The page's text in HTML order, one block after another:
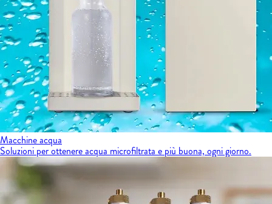
Macchine acqua
Soluzioni per ottenere acqua microfiltrata e più buona, ogni giorno.